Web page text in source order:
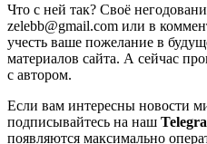
Что с ней так? Своё
zelebb@gmail.com или в
учесть ваше пожелание в
материалов сайта. А сейчас
с автором.
Если вам интересны новости
подписывайтесь на наш
появляются максимально